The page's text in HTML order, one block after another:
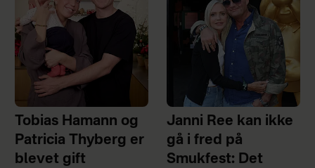
Tobias Hamann og
Patricia Thyberg er
blevet gift
Janni Ree kan ikke
gå i fred på
Smukfest: Det